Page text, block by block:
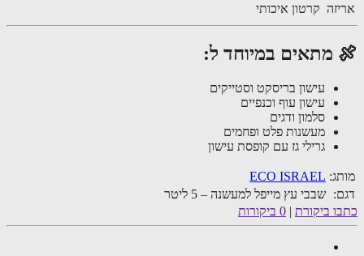
קרטון איכותי
מתאים במיוחד ל:
עישון בריסקט וסטייקים
עישון עוף וכנפיים
סלמון ודגים
מעשנות פלט ופחמים
גרילי גז עם קופסת עישון
ECO ISRAEL
שבבי עץ מייפל למעשנה – 5 ליטר
ביקורת|0 ביקורות